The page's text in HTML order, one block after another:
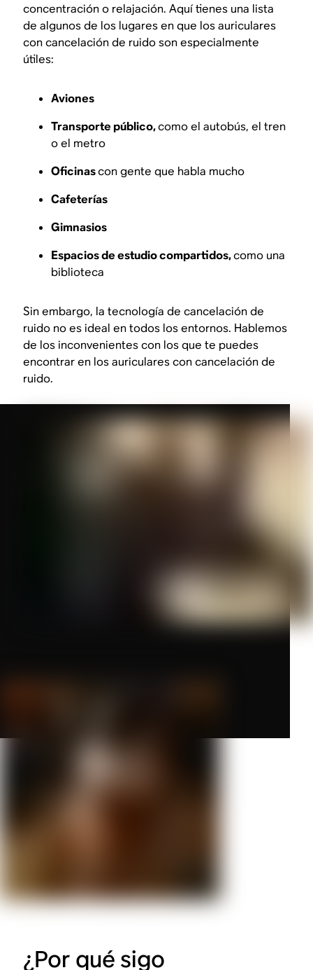
concentración o relajación. Aquí tienes una lista
de algunos de los lugares en que los auriculares
con cancelación de ruido son especialmente
útiles:
Aviones
Transporte público,como el autobús, el tren
o el metro
Oficinascon gente que habla mucho
Cafeterías
Gimnasios
Espacios de estudio compartidos,como una
biblioteca
Sin embargo, la tecnología de cancelación de
ruido no es ideal entodos los entornos. Hablemos
de los inconvenientes con los que te puedes
encontrar en los auriculares con cancelación de
ruido.
¿Por qué sigo